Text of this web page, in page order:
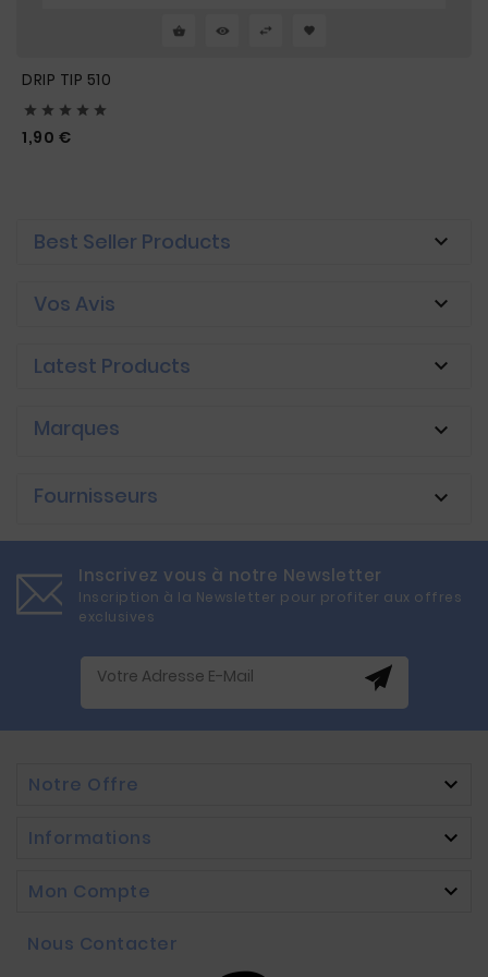
DRIP TIP 510
    
1,90 €
Best Seller Products 
Vos Avis 
Latest Products 
Marques 
Fournisseurs 
Inscrivez vous à notre Newsletter
Inscription à la Newsletter pour profiter aux offres
exclusives
Notre Offre 
Informations 
Mon Compte 
Nous Contacter